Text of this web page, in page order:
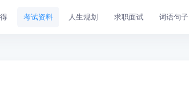
考试资料 人生规划 求职面试 词语句子